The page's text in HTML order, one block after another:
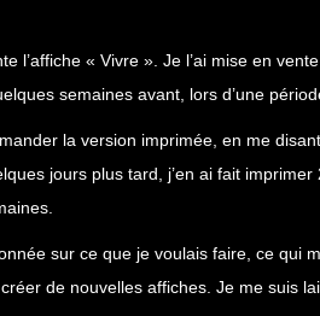
l’affiche « Vivre ». Je l’ai mise en
semaines avant, lors d’une
la version imprimée, en me
jours plus tard, j’en ai fait
sur ce que je voulais faire, ce qui
de nouvelles affiches. Je me suis